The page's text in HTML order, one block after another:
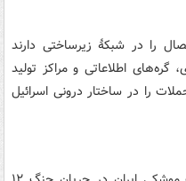
را در شبکهٔ زیرساختی دارند
گره‌های اطلاعاتی و مراکز تولید
را در ساختار درونی اسرائیل